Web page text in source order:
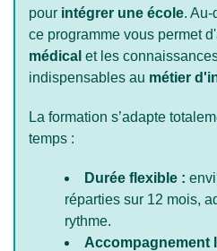
pour intégrer une école.
ce programme vous permet
médical et les
indispensables au métier
La formation s’adapte
temps :
Durée flexible :
réparties sur 12 mois,
rythme.
Accompagnement